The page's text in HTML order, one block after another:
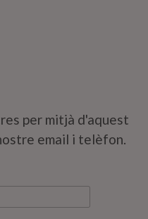
per mitjà d'aquest
email i telèfon.